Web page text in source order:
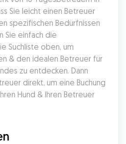
Sie leicht einen Betreuer
spezifischen Bedürfnissen
Sie einfach die
Suchliste oben, um
& den idealen Betreuer für
zu entdecken. Dann
direkt, um eine Buchung
Hund & Ihren Betreuer